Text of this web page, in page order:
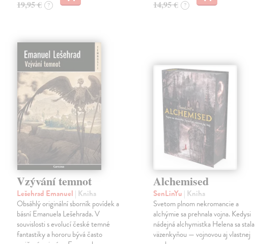
19,95 € ? 14,95 € ?
Vzývání temnot
Lešehrad Emanuel | Kniha
Obsáhlý originální sborník povídek a
básní Emanuela Lešehrada. V
souvislosti s evolucí české temné
fantastiky a hororu bývá často
Alchemised
SenLinYu | Kniha
Svetom plnom nekromancie a
alchýmie sa prehnala vojna. Kedysi
nádejná alchymistka Helena sa stala
väzenkyňou — vojnovou aj vlastnej